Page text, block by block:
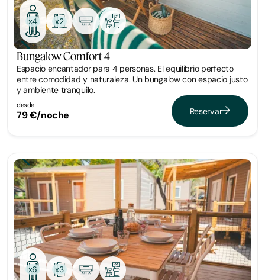
x4 x2
Bungalow Comfort 4
Espacio encantador para 4 personas. El equilibrio perfecto
entre comodidad y naturaleza. Un bungalow con espacio justo
y ambiente tranquilo.
desde
79 €/noche Reservar
Bungalow
x6 x3